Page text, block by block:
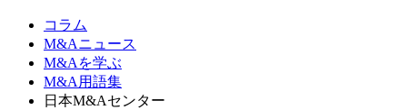
コラム
M&Aニュース
M&Aを学ぶ
M&A用語集
日本M&Aセンター